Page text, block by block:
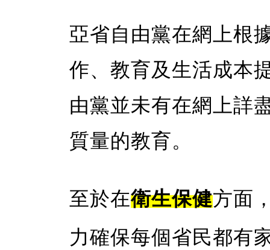
亞省自由黨在網上根
作、教育及生活成本
由黨並未有在網上詳
質量的教育。
至於在衛生保健方面
力確保每個省民都有